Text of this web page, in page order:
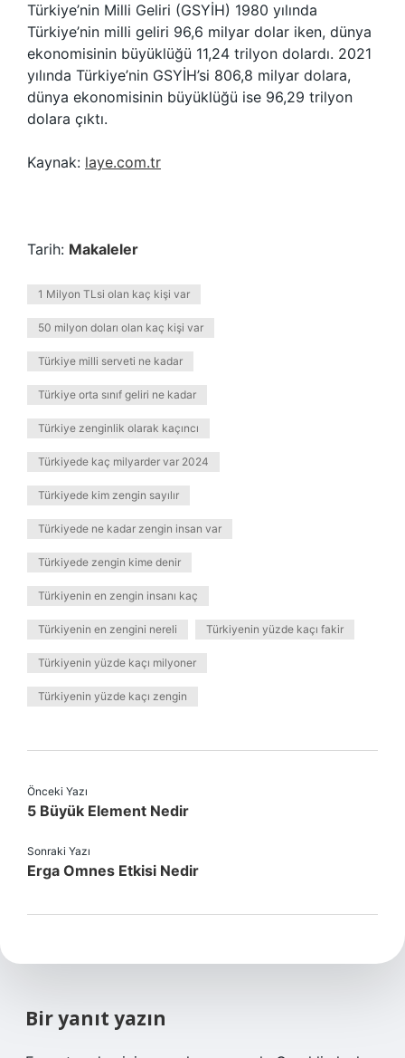
Türkiye’nin Milli Geliri (GSYİH) 1980 yılında
Türkiye’nin milli geliri 96,6 milyar dolar iken, dünya
ekonomisinin büyüklüğü 11,24 trilyon dolardı. 2021
yılında Türkiye’nin GSYİH’si 806,8 milyar dolara,
dünya ekonomisinin büyüklüğü ise 96,29 trilyon
dolara çıktı.
Kaynak: laye.com.tr
Tarih: Makaleler
1 Milyon TLsi olan kaç kişi var
50 milyon doları olan kaç kişi var
Türkiye milli serveti ne kadar
Türkiye orta sınıf geliri ne kadar
Türkiye zenginlik olarak kaçıncı
Türkiyede kaç milyarder var 2024
Türkiyede kim zengin sayılır
Türkiyede ne kadar zengin insan var
Türkiyede zengin kime denir
Türkiyenin en zengin insanı kaç
Türkiyenin en zengini nereli Türkiyenin yüzde kaçı fakir
Türkiyenin yüzde kaçı milyoner
Türkiyenin yüzde kaçı zengin
Önceki Yazı
5 Büyük Element Nedir
Sonraki Yazı
Erga Omnes Etkisi Nedir
Bir yanıt yazın